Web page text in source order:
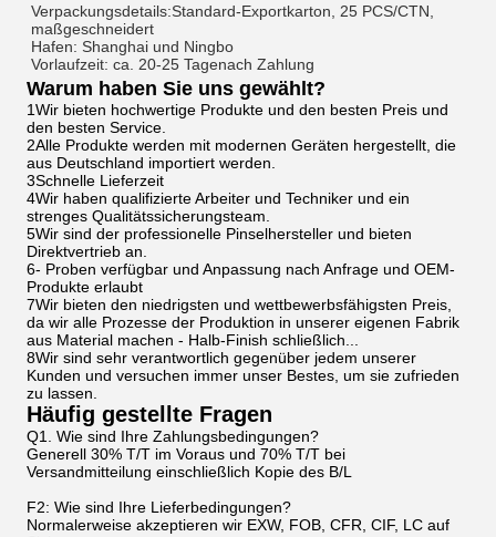
Verpackungsdetails:Standard-Exportkarton, 25 PCS/CTN,
maßgeschneidert
Hafen: Shanghai und Ningbo
Vorlaufzeit: ca. 20-25 Tagenach Zahlung
Warum haben Sie uns gewählt?
1Wir bieten hochwertige Produkte und den besten Preis und
den besten Service.
2Alle Produkte werden mit modernen Geräten hergestellt, die
aus Deutschland importiert werden.
3Schnelle Lieferzeit
4Wir haben qualifizierte Arbeiter und Techniker und ein
strenges Qualitätssicherungsteam.
5Wir sind der professionelle Pinselhersteller und bieten
Direktvertrieb an.
6- Proben verfügbar und Anpassung nach Anfrage und OEM-
Produkte erlaubt
7Wir bieten den niedrigsten und wettbewerbsfähigsten Preis,
da wir alle Prozesse der Produktion in unserer eigenen Fabrik
aus Material machen - Halb-Finish schließlich...
8Wir sind sehr verantwortlich gegenüber jedem unserer
Kunden und versuchen immer unser Bestes, um sie zufrieden
zu lassen.
Häufig gestellte Fragen
Q1. Wie sind Ihre Zahlungsbedingungen?
Generell 30% T/T im Voraus und 70% T/T bei
Versandmitteilung einschließlich Kopie des B/L
F2: Wie sind Ihre Lieferbedingungen?
Normalerweise akzeptieren wir EXW, FOB, CFR, CIF, LC auf